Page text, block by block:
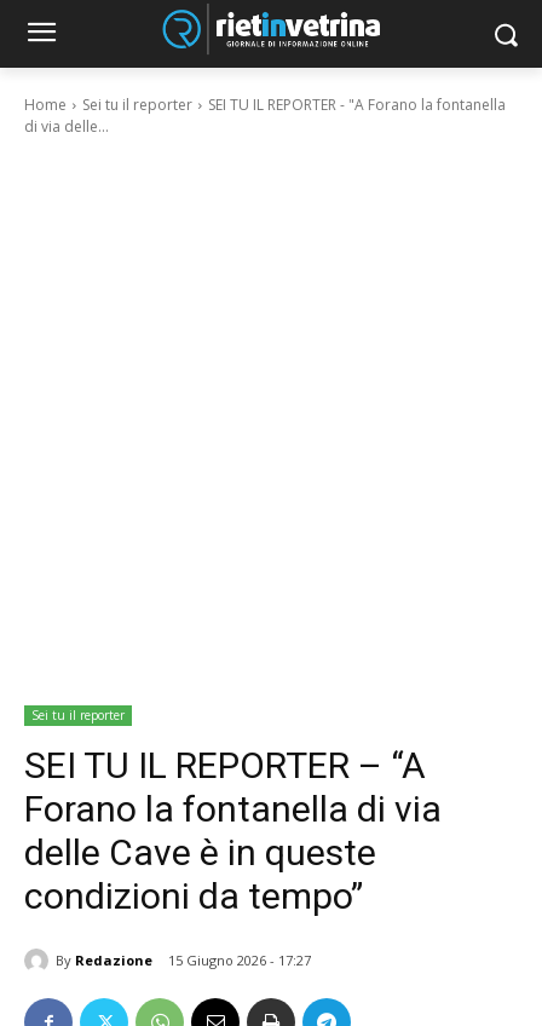
Home Sei tu il reporter
SEI TU IL REPORTER - "A Forano la fontanella
di via delle...
Sei tu il reporter
SEI TU IL REPORTER – “A
Forano la fontanella di via
delle Cave è in queste
condizioni da tempo”
By Redazione 15 Giugno 2026 - 17:27